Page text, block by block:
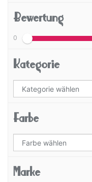
Bewertung
0
Kategorie
Farbe
Marke